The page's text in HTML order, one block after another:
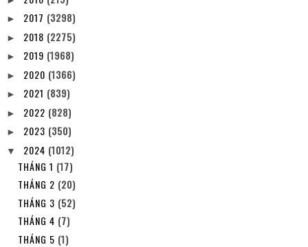
► 2017 (3298)
► 2018 (2275)
► 2019 (1968)
► 2020 (1366)
► 2021 (839)
► 2022 (828)
► 2023 (350)
▼ 2024 (1012)
THÁNG 1 (17)
THÁNG 2 (20)
THÁNG 3 (52)
THÁNG 4 (7)
THÁNG 5 (1)